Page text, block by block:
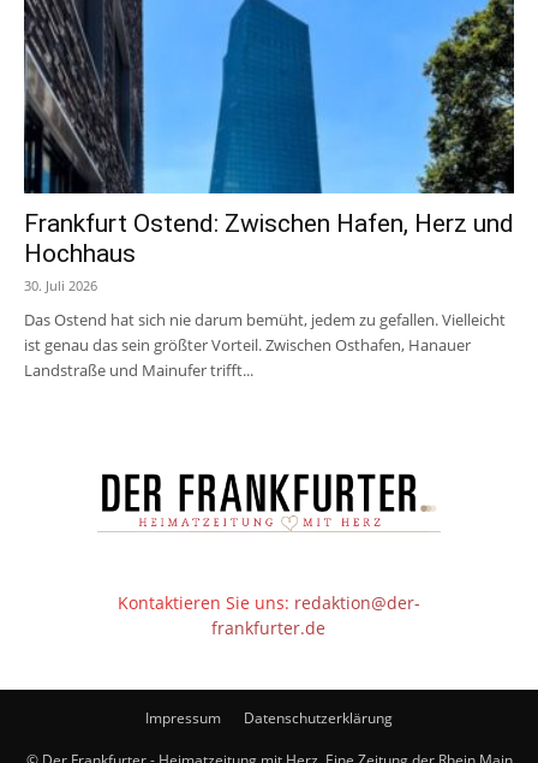
Frankfurt Ostend: Zwischen Hafen, Herz und
Hochhaus
30. Juli 2026
Das Ostend hat sich nie darum bemüht, jedem zu gefallen. Vielleicht
ist genau das sein größter Vorteil. Zwischen Osthafen, Hanauer
Landstraße und Mainufer trifft...
Kontaktieren Sie uns: redaktion@der-
frankfurter.de
Impressum Datenschutzerklärung